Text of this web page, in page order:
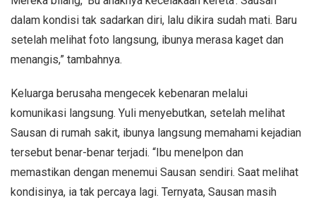
dalam kondisi tak sadarkan diri, lalu dikira sudah mati. Baru
setelah melihat foto langsung, ibunya merasa kaget dan
menangis,” tambahnya.
Keluarga berusaha mengecek kebenaran melalui
komunikasi langsung. Yuli menyebutkan, setelah melihat
Sausan di rumah sakit, ibunya langsung memahami kejadian
tersebut benar-benar terjadi. “Ibu menelpon dan
memastikan dengan menemui Sausan sendiri. Saat melihat
kondisinya, ia tak percaya lagi. Ternyata, Sausan masih